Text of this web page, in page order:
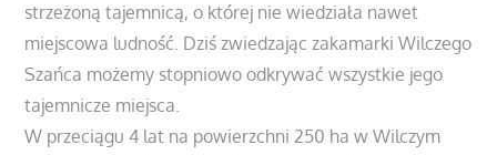
strzeżoną tajemnicą, o której nie wiedziała nawet
miejscowa ludność. Dziś zwiedzając zakamarki Wilczego
Szańca możemy stopniowo odkrywać wszystkie jego
tajemnicze miejsca.
W przeciągu 4 lat na powierzchni 250 ha w Wilczym